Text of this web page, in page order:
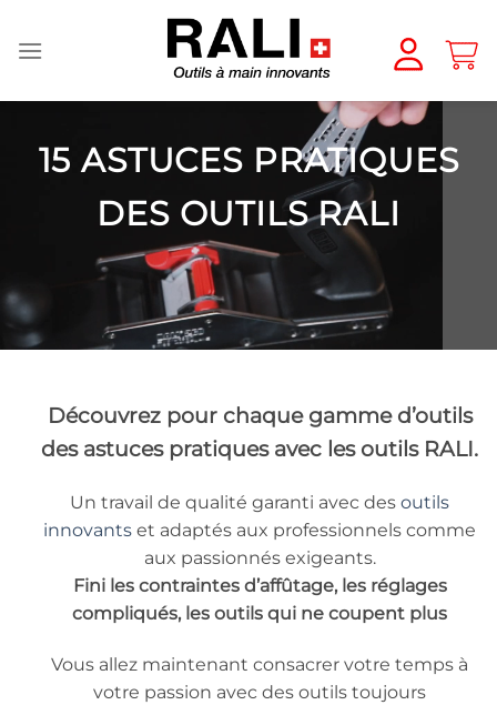
au
15 ASTUCES PRATIQUES
DES OUTILS RALI
Découvrez pour chaque gamme d’outils
des astuces pratiques avec les outils RALI.
Un travail de qualité garanti avec des outils
innovants et adaptés aux professionnels comme
aux passionnés exigeants.
Fini les contraintes d’affûtage, les réglages
compliqués, les outils qui ne coupent plus
Vous allez maintenant consacrer votre temps à
votre passion avec des outils toujours